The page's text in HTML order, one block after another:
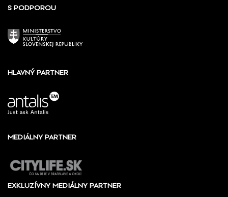
S PODPOROU
HLAVNÝ PARTNER
MEDIÁLNY PARTNER
EXKLUZÍVNY MEDIÁLNY PARTNER